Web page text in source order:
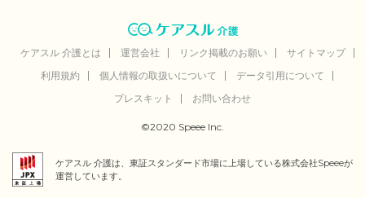
ケアスル 介護とは 運営会社 リンク掲載のお願い
サイトマップ
利用規約
個人情報の取扱いについて
データ引用について
プレスキット
お問い合わせ
©2020 Speee Inc.
ケアスル 介護は、東証スタンダード市場に上場している株式会社Speeeが
運営しています。